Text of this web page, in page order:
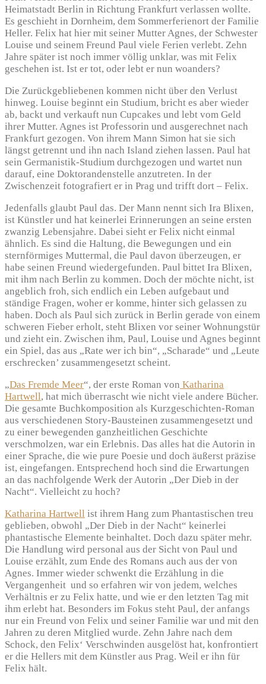
Heimatstadt Berlin in Richtung Frankfurt verlassen wollte.
Es geschieht in Dornheim, dem Sommerferienort der Familie
Heller. Felix hat hier mit seiner Mutter Agnes, der Schwester
Louise und seinem Freund Paul viele Ferien verlebt. Zehn
Jahre später ist noch immer völlig unklar, was mit Felix
geschehen ist. Ist er tot, oder lebt er nun woanders?
Die Zurückgebliebenen kommen nicht über den Verlust
hinweg. Louise beginnt ein Studium, bricht es aber wieder
ab, backt und verkauft nun Cupcakes und lebt vom Geld
ihrer Mutter. Agnes ist Professorin und ausgerechnet nach
Frankfurt gezogen. Von ihrem Mann Simon hat sie sich
längst getrennt und ihn nach Island ziehen lassen. Paul hat
sein Germanistik-Studium durchgezogen und wartet nun
darauf, eine Doktorandenstelle anzutreten. In der
Zwischenzeit fotografiert er in Prag und trifft dort – Felix.
Jedenfalls glaubt Paul das. Der Mann nennt sich Ira Blixen,
ist Künstler und hat keinerlei Erinnerungen an seine ersten
zwanzig Lebensjahre. Dabei sieht er Felix nicht einmal
ähnlich. Es sind die Haltung, die Bewegungen und ein
sternförmiges Muttermal, die Paul davon überzeugen, er
habe seinen Freund wiedergefunden. Paul bittet Ira Blixen,
mit ihm nach Berlin zu kommen. Doch der möchte nicht, ist
angeblich froh, sich endlich ein Leben aufgebaut und
ständige Fragen, woher er komme, hinter sich gelassen zu
haben. Doch als Paul sich zurück in Berlin gerade von einem
schweren Fieber erholt, steht Blixen vor seiner Wohnungstür
und zieht ein. Zwischen ihm, Paul, Louise und Agnes beginnt
ein Spiel, das aus „Rate wer ich bin“, „Scharade“ und „Leute
erschrecken’ zusammengesetzt scheint.
„Das Fremde Meer“, der erste Roman von Katharina
Hartwell, hat mich überrascht wie nicht viele andere Bücher.
Die gesamte Buchkomposition als Kurzgeschichten-Roman
aus verschiedenen Story-Bausteinen zusammengesetzt und
zu einer bewegenden ganzheitlichen Geschichte
verschmolzen, war ein Erlebnis. Das alles hat die Autorin in
einer Sprache, die wie pure Poesie und doch äußerst präzise
ist, eingefangen. Entsprechend hoch sind die Erwartungen
an das nachfolgende Werk der Autorin „Der Dieb in der
Nacht“. Vielleicht zu hoch?
Katharina Hartwell ist ihrem Hang zum Phantastischen treu
geblieben, obwohl „Der Dieb in der Nacht“ keinerlei
phantastische Elemente beinhaltet. Doch dazu später mehr.
Die Handlung wird personal aus der Sicht von Paul und
Louise erzählt, zum Ende des Romans auch aus der von
Agnes. Immer wieder schwenkt die Erzählung in die
Vergangenheit und so erfahren wir von jedem, welches
Verhältnis er zu Felix hatte, und wie er den letzten Tag mit
ihm erlebt hat. Besonders im Fokus steht Paul, der anfangs
nur ein Freund von Felix und seiner Familie war und mit den
Jahren zu deren Mitglied wurde. Zehn Jahre nach dem
Schock, den Felix‘ Verschwinden ausgelöst hat, konfrontiert
er die Hellers mit dem Künstler aus Prag. Weil er ihn für
Felix hält.